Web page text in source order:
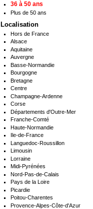
36 à 50 ans
Plus de 50 ans
Localisation
Hors de France
Alsace
Aquitaine
Auvergne
Basse-Normandie
Bourgogne
Bretagne
Centre
Champagne-Ardenne
Corse
Départements d'Outre-Mer
Franche-Comté
Haute-Normandie
Ile-de-France
Languedoc-Roussillon
Limousin
Lorraine
Midi-Pyrénées
Nord-Pas-de-Calais
Pays de la Loire
Picardie
Poitou-Charentes
Provence-Alpes-Côte-d'Azur